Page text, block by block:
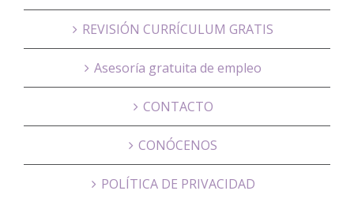
REVISIÓN CURRÍCULUM GRATIS
Asesoría gratuita de empleo
CONTACTO
CONÓCENOS
POLÍTICA DE PRIVACIDAD